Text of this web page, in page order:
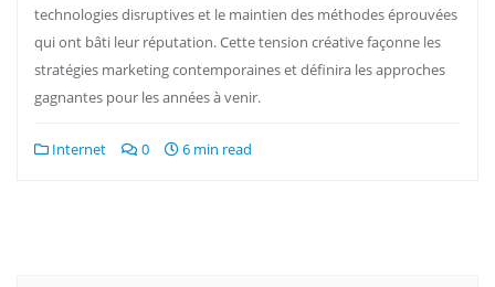
technologies disruptives et le maintien des méthodes éprouvées
qui ont bâti leur réputation. Cette tension créative façonne les
stratégies marketing contemporaines et définira les approches
gagnantes pour les années à venir.
Internet 0 6 min read